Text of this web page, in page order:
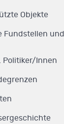
Objekte
Fundstellen und
Politiker/Innen